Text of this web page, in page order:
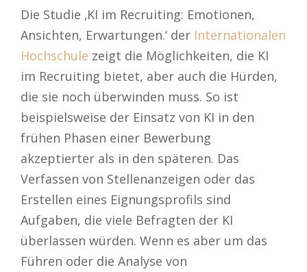
Die Studie ‚KI im Recruiting: Emotionen,
Ansichten, Erwartungen.‘ der Internationalen
Hochschule zeigt die Möglichkeiten, die KI
im Recruiting bietet, aber auch die Hürden,
die sie noch überwinden muss. So ist
beispielsweise der Einsatz von KI in den
frühen Phasen einer Bewerbung
akzeptierter als in den späteren. Das
Verfassen von Stellenanzeigen oder das
Erstellen eines Eignungsprofils sind
Aufgaben, die viele Befragten der KI
überlassen würden. Wenn es aber um das
Führen oder die Analyse von